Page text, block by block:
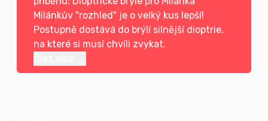
Milánkův "rozhled" je o velký kus lepší!
Postupně dostává do brýlí silnější dioptrie,
na které si musí chvíli zvykat.